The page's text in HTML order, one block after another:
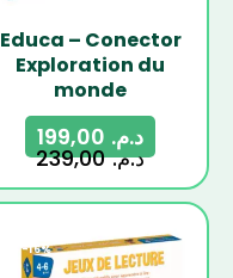
Educa – Conector
Exploration du
monde
د.م.239,00
د.م.
-16%